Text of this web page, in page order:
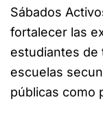
Sábados
fortalecer las
estudiantes de
escuelas
públicas como